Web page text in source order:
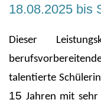
18.08.2025 bis
Dieser
talentierte
15 Jahren mit sehr